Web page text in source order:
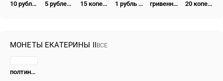
10 рублей 1781, СПБ 5 рублей 1781, СПБ, Новодел 15 копеек 1781, СПБ 1 рубль 1781, СПБ-ИЗ гривенник 1781, СПБ 20 копеек 1781, СПБ, штемпель лицевой стороны 15 копеек, "...всерос"
МОНЕТЫ ЕКАТЕРИНЫ II ВСЕ
полтина 1766, СПБ-TI-АШ